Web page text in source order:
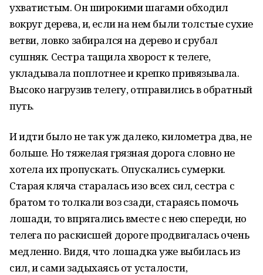
ухватистым. Он широкими шагами обходил
вокруг дерева, и, если на нем были толстые сухие
ветви, ловко забирался на дерево и срубал
сушняк. Сестра тащила хворост к телеге,
укладывала поплотнее и крепко привязывала.
Высоко нагрузив телегу, отправились в обратный
путь.
И идти было не так уж далеко, километра два, не
больше. Но тяжелая грязная дорога словно не
хотела их пропускать. Опускались сумерки.
Старая кляча старалась изо всех сил, сестра с
братом то толкали воз сзади, стараясь помочь
лошади, то впрягались вместе с нею спереди, но
телега по раскисшей дороге продвигалась очень
медленно. Видя, что лошадка уже выбилась из
сил, и сами задыхаясь от усталости,